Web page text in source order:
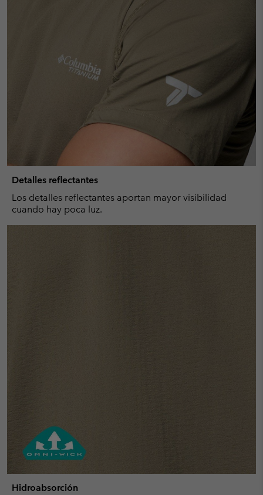
Detalles reflectantes
Los detalles reflectantes aportan mayor visibilidad
cuando hay poca luz.
Hidroabsorción